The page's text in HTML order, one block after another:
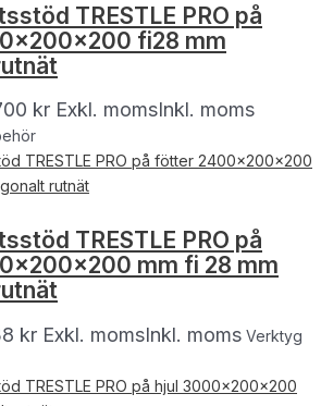
TRESTLE PRO på
fi28 mm
kr Exkl. momsInkl. moms
TRESTLE PRO på
mm fi 28 mm
kr Exkl. momsInkl. moms Verktyg